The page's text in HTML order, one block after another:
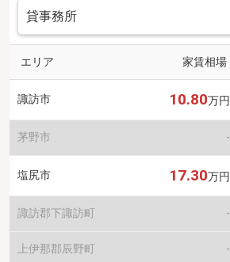
エリア 家賃相場
諏訪市 10.80万円
茅野市 -
塩尻市 17.30万円
諏訪郡下諏訪町 -
上伊那郡辰野町 -